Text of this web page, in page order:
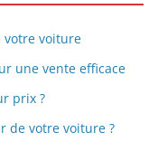
votre voiture
une vente efficace
prix ?
de votre voiture ?